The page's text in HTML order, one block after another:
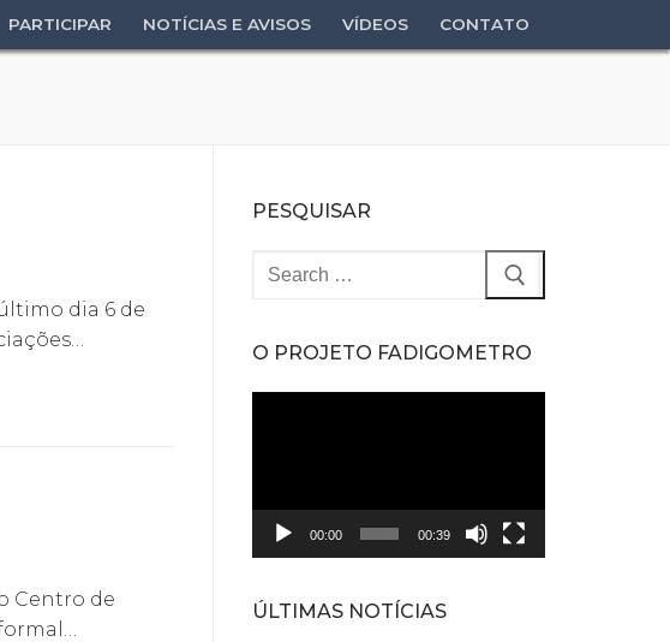
PARTICIPAR NOTÍCIAS E AVISOS VÍDEOS CONTATO
dia 6 de
Centro de
PESQUISAR
Pesquisar
O PROJETO FADIGOMETRO
00:00 00:39
ÚLTIMAS NOTÍCIAS